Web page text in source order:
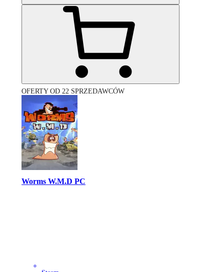
OFERTY OD 22 SPRZEDAWCÓW
Worms W.M.D PC